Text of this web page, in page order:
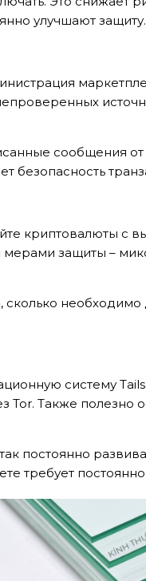
улучшают защиту.
сообщения
безопасность
криптовалюты с
мерами защиты –
необходимо
систему
Tor. Также полезно
постоянно
требует